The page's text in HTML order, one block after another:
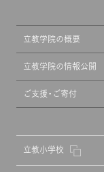
立教学院の概要
立教学院の情報公開
ご支援・ご寄付
立教小学校